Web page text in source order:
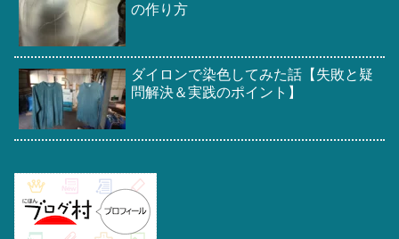
の作り方
ダイロンで染色してみた話【失敗と疑
問解決＆実践のポイント】